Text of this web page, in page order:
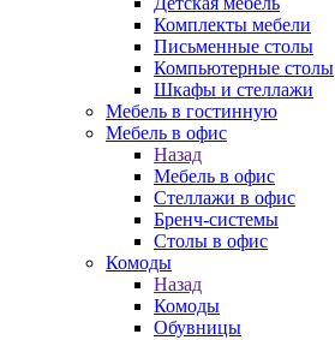
Комплекты мебели
Письменные столы
Компьютерные столы
Шкафы и стеллажи
Мебель в гостинную
Мебель в офис
Назад
Мебель в офис
Стеллажи в офис
Бренч-системы
Столы в офис
Комоды
Назад
Комоды
Обувницы